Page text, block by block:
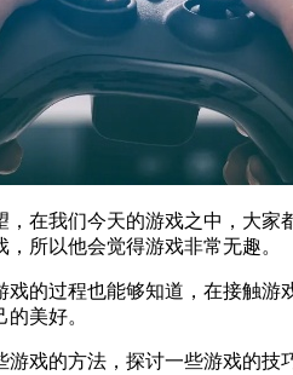
在我们今天的游戏之中，大
所以他会觉得游戏非常无趣。
的过程也能够知道，在接触
美好。
戏的方法，探讨一些游戏的